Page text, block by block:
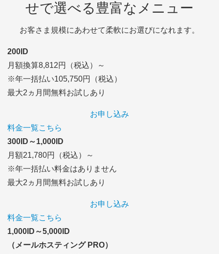
せで選べる豊富なメニュー
お客さま規模にあわせて柔軟にお選びになれます。
200ID
月額換算8,812円
（税込）～
※年一括払い105,750円（税込）
最大2ヵ月間無料お試しあり
お申し込み
料金一覧こちら
300ID～1,000ID
月額21,780円
（税込）～
※年一括払い料金はありません
最大2ヵ月間無料お試しあり
お申し込み
料金一覧こちら
1,000ID～5,000ID
（メールホスティング PRO）